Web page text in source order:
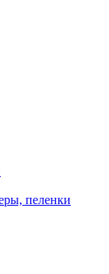
пеленки